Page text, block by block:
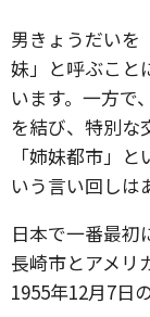
男きょうだいを
妹」と呼ぶこと
います。一方で
を結び、特別な
「姉妹都市」
いう言い回しは
日本で一番最初
長崎市とアメリ
1955年12月7日